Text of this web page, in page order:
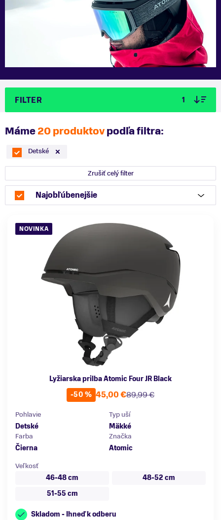
FILTER 1
Máme20 produktovpodľa filtra:
Detské
Zrušiť celý filter
Najobľúbenejšie
NOVINKA
Lyžiarska prilba Atomic Four JR Black
-50 %
89,99 €
45,00 €
Pohlavie
Detské
Typ uší
Mäkké
Farba
Čierna
Značka
Atomic
Veľkosť
46-48 cm
48-52 cm
51-55 cm
Skladom - Ihneď k odberu